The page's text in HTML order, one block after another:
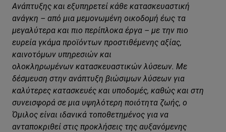
Ανάπτυξης και εξυπηρετεί κάθε κατασκευαστική
ανάγκη – από μια μεμονωμένη οικοδομή έως τα
μεγαλύτερα και πιο περίπλοκα έργα – με την πιο
ευρεία γκάμα προϊόντων προστιθέμενης αξίας,
καινοτόμων υπηρεσιών και
ολοκληρωμένων κατασκευαστικών λύσεων. Με
δέσμευση στην ανάπτυξη βιώσιμων λύσεων για
καλύτερες κατασκευές και υποδομές, καθώς και στη
συνεισφορά σε μια υψηλότερη ποιότητα ζωής, ο
Όμιλος είναι ιδανικά τοποθετημένος για να
ανταποκριθεί στις προκλήσεις της αυξανόμενης